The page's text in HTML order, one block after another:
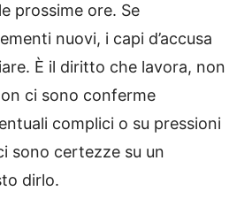
prossime ore. Se
nuovi, i capi d’accusa
È il diritto che lavora, non
ci sono conferme
complici o su pressioni
sono certezze su un
dirlo.